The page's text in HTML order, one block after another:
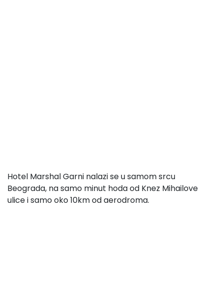
Hotel Marshal Garni nalazi se u samom srcu
Beograda, na samo minut hoda od Knez Mihailove
ulice i samo oko 10km od aerodroma.